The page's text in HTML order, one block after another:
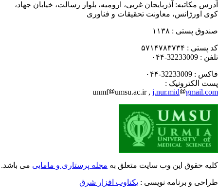
مکاتبه:آذربایجان غربی، ارومیه، بلوار رسالت، خیابان جهاد،
اورژانس، معاونت تحقیقات و فناوری
پستی : ۱۱۳۸
پستی : ۵۷۱۴۷۸۳۷۳۴
: 32233009-۰۴۴
: 32233009-۰۴۴
الکترونیک :
unmf
umsu.ac.ir ,j.nur.mid
حقوق این وب سایت متعلق بهمجله پرستاری و ماماییمی باشد.
و برنامه نویسی : یکتاوب افزار شرق